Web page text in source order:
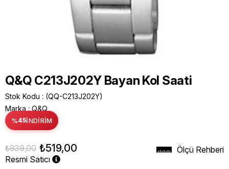
Q&Q C213J202Y Bayan Kol Saati
Stok Kodu
(QQ-C213J202Y)
Marka : Q&Q
%45İNDIRIM
₺939,00 ₺519,00
Resmi Satıcı
Ölçü Rehberi